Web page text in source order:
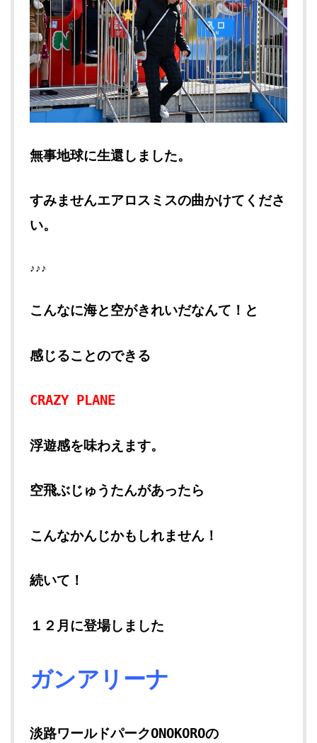
無事地球に生還しました。
すみませんエアロスミスの曲かけてくださ
い。
♪♪♪
こんなに海と空がきれいだなんて！と
感じることのできる
CRAZY PLANE
浮遊感を味わえます。
空飛ぶじゅうたんがあったら
こんなかんじかもしれません！
続いて！
１２月に登場しました
ガンアリーナ
淡路ワールドパークONOKOROの